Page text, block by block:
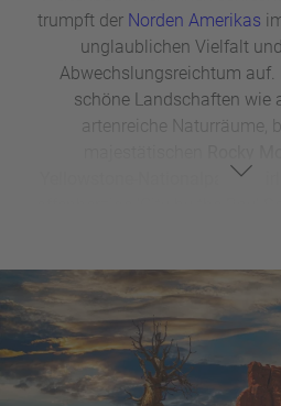
trumpft der Norden Amerikas
unglaublichen Vielfalt
Abwechslungsreichtum auf.
schöne Landschaften wie
artenreiche Naturräume,
Yellowstone-Nationalpark,
wie die schier
nordamerikanischen
so attraktiv – vom
Selbstverständnis der
schweigen.